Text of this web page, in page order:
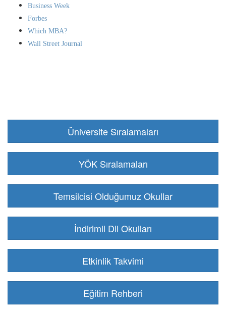
Business Week
Forbes
Which MBA?
Wall Street Journal
Üniversite Sıralamaları
YÖK Sıralamaları
Temsilcisi Olduğumuz Okullar
İndirimli Dil Okulları
Etkinlik Takvimi
Eğitim Rehberi